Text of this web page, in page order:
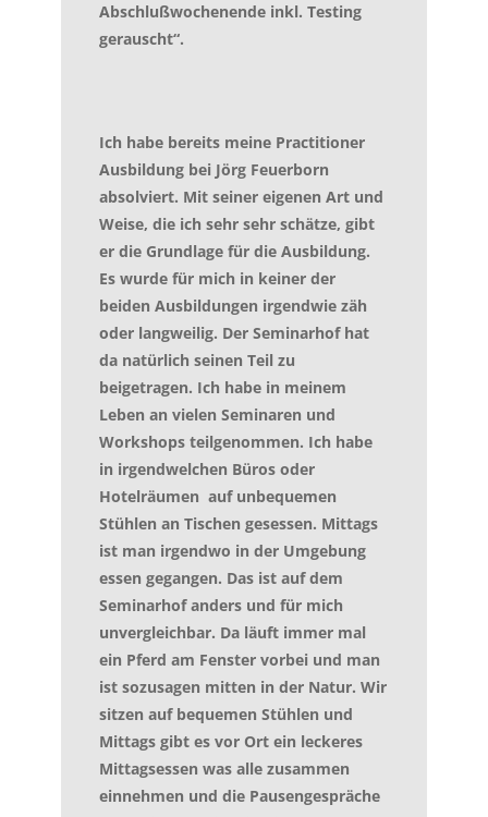
Abschlußwochenende inkl. Testing
gerauscht“.
Ich habe bereits meine Practitioner
Ausbildung bei Jörg Feuerborn
absolviert. Mit seiner eigenen Art und
Weise, die ich sehr sehr schätze, gibt
er die Grundlage für die Ausbildung.
Es wurde für mich in keiner der
beiden Ausbildungen irgendwie zäh
oder langweilig. Der Seminarhof hat
da natürlich seinen Teil zu
beigetragen. Ich habe in meinem
Leben an vielen Seminaren und
Workshops teilgenommen. Ich habe
in irgendwelchen Büros oder
Hotelräumen auf unbequemen
Stühlen an Tischen gesessen. Mittags
ist man irgendwo in der Umgebung
essen gegangen. Das ist auf dem
Seminarhof anders und für mich
unvergleichbar. Da läuft immer mal
ein Pferd am Fenster vorbei und man
ist sozusagen mitten in der Natur. Wir
sitzen auf bequemen Stühlen und
Mittags gibt es vor Ort ein leckeres
Mittagsessen was alle zusammen
einnehmen und die Pausengespräche